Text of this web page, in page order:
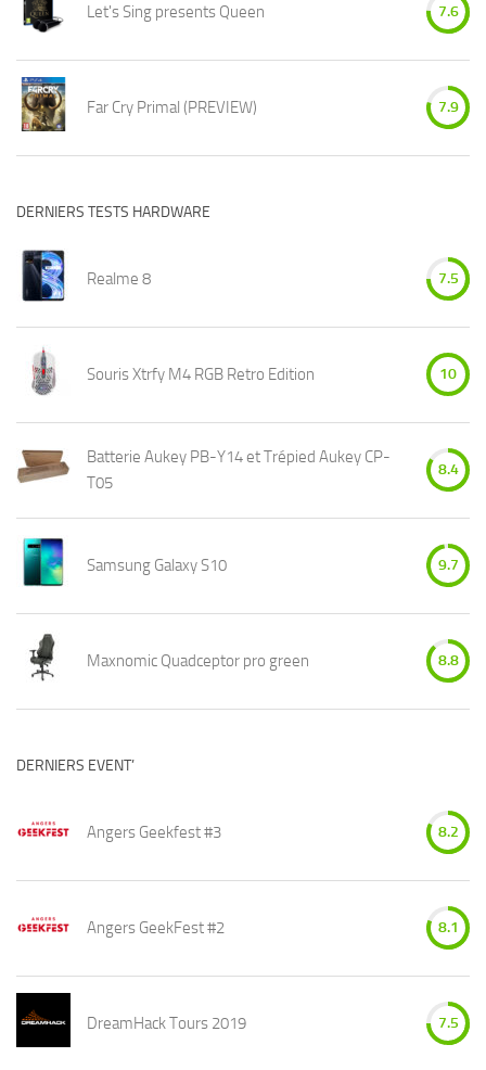
Let's Sing presents Queen 7.6
Far Cry Primal (PREVIEW) 7.9
DERNIERS TESTS HARDWARE
Realme 8 7.5
Souris Xtrfy M4 RGB Retro Edition 10
Batterie Aukey PB-Y14 et Trépied Aukey CP-
T05
8.4
Samsung Galaxy S10 9.7
Maxnomic Quadceptor pro green 8.8
DERNIERS EVENT’
Angers Geekfest #3 8.2
Angers GeekFest #2 8.1
DreamHack Tours 2019 7.5